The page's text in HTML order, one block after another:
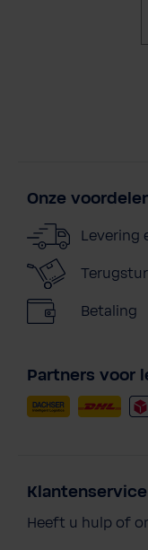
Onze
Levering
Betaling
Partners voor
Klantenservice
Heeft u hulp of